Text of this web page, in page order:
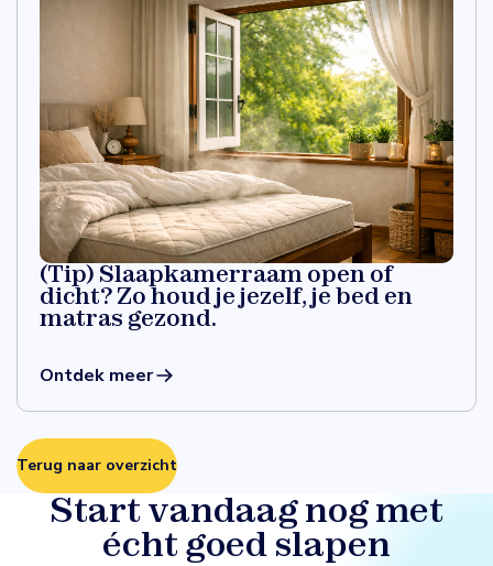
(Tip) Slaapkamerraam open of
dicht? Zo houd je jezelf, je bed en
matras gezond.
Ontdek meer
Terug naar overzicht
Start vandaag nog met
écht goed slapen